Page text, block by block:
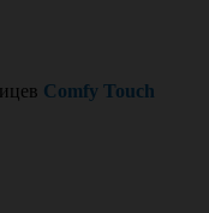
Comfy Touch